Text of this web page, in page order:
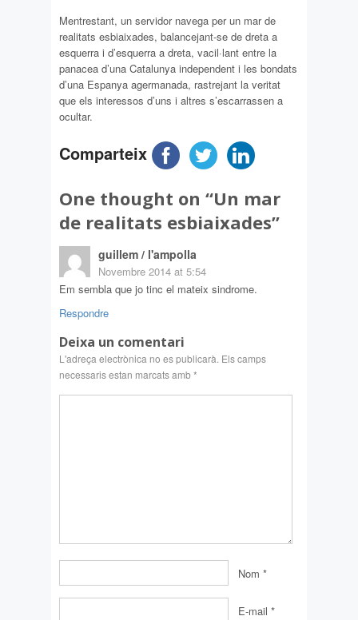
Mentrestant, un servidor navega per un mar de
realitats esbiaixades, balancejant-se de dreta a
esquerra i d’esquerra a dreta, vacil·lant entre la
panacea d’una Catalunya independent i les bondats
d’una Espanya agermanada, rastrejant la veritat
que els interessos d’uns i altres s’escarrassen a
ocultar.
Comparteix
One thought on “Un mar
de realitats esbiaixades”
guillem / l'ampolla
Novembre 2014 at 5:54
Em sembla que jo tinc el mateix sindrome.
Respondre
Deixa un comentari
L'adreça electrònica no es publicarà. Els camps
necessaris estan marcats amb*
Nom *
E-mail *